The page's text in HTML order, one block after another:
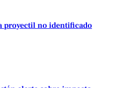
proyectil no identificado